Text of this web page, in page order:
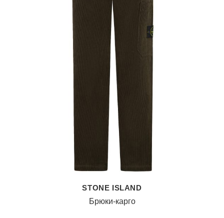
STONE ISLAND
Брюки-карго